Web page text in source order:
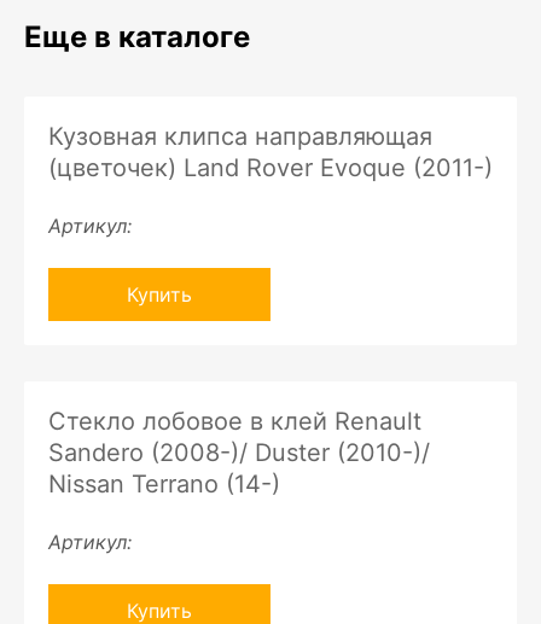
Еще в каталоге
Кузовная клипса направляющая
(цветочек) Land Rover Evoque (2011-)
Артикул:
Купить
Стекло лобовое в клей Renault
Sandero (2008-)/ Duster (2010-)/
Nissan Terrano (14-)
Артикул:
Купить